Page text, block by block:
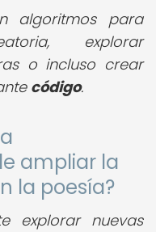
algoritmos para
explorar
o incluso crear
código.
ampliar la
la poesía?
explorar nuevas